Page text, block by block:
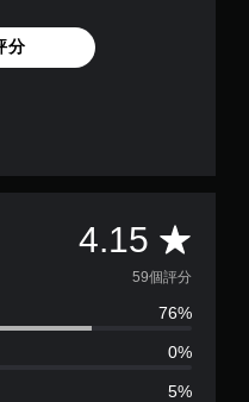
分
4.15 平
均
評
分
59個評分
76%
0%
5%